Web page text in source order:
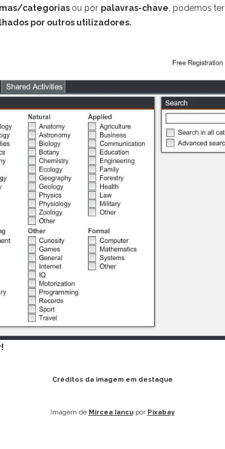
categorias ou por palavras-chave, podemos ter
por outros utilizadores.
Créditos da imagem em destaque
Imagem de Mircea Iancupor Pixabay
das
das
CONTEXTO (com Ebook
Gratuito)
Decidiram Aprender IA
O Que Vi Na AI Week Em
Milão: 8 Sinais De Que O
Futuro Chega Mais Depressa
Do Que Pensas